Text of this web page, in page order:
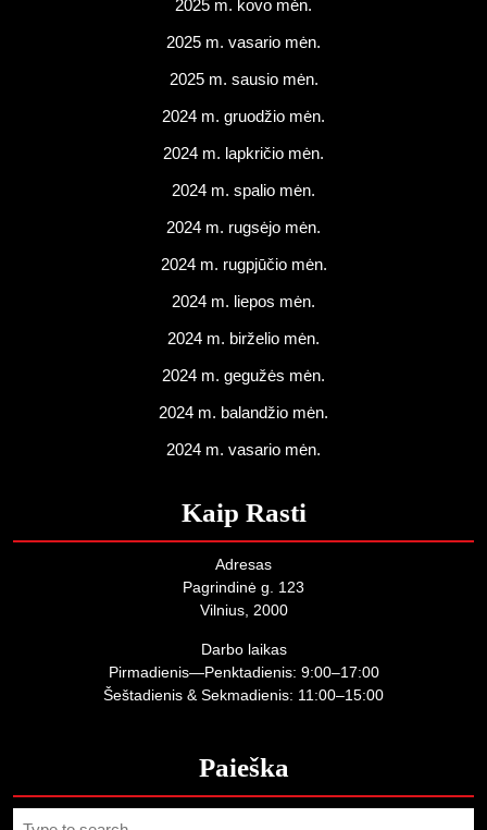
2025 m. kovo mėn.
2025 m. vasario mėn.
2025 m. sausio mėn.
2024 m. gruodžio mėn.
2024 m. lapkričio mėn.
2024 m. spalio mėn.
2024 m. rugsėjo mėn.
2024 m. rugpjūčio mėn.
2024 m. liepos mėn.
2024 m. birželio mėn.
2024 m. gegužės mėn.
2024 m. balandžio mėn.
2024 m. vasario mėn.
Kaip Rasti
Adresas
Pagrindinė g. 123
Vilnius, 2000
Darbo laikas
Pirmadienis—Penktadienis: 9:00–17:00
Šeštadienis & Sekmadienis: 11:00–15:00
Paieška
Search